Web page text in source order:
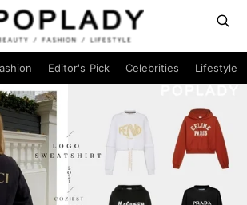
Editor's Pick Celebrities Lifestyle